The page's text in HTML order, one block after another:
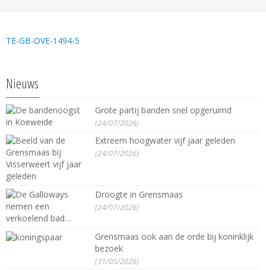
TE-GB-OVE-1494-5
Nieuws
Grote partij banden snel opgeruimd
(24/07/2026)
Extreem hoogwater vijf jaar geleden
(24/07/2026)
Droogte in Grensmaas
(24/07/2026)
Grensmaas ook aan de orde bij koninklijk
bezoek
(31/05/2026)